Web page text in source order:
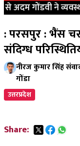
अदम गोंडवी ने
: परसपुर : भैंस
संदिग्ध
नीरज कुमार सिंह
गोंडा
उत्तरप्रदेश
Share: